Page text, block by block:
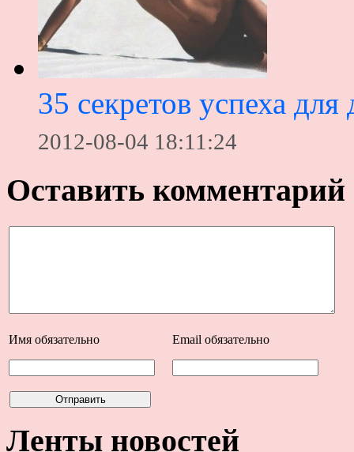
35 секретов успеха
2012-08-04 18:11:24
Оставить комментарий
Имя обязательно Email обязательно
Ленты новостей